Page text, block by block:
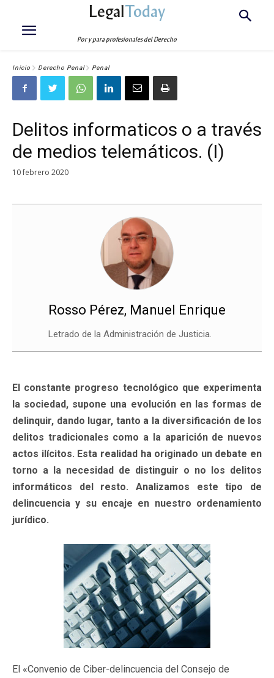
LegalToday
Por y para profesionales del Derecho
Inicio Derecho Penal Penal
Delitos informaticos o a través
de medios telemáticos. (I)
10 febrero 2020
Rosso Pérez, Manuel Enrique
Letrado de la Administración de Justicia.
El constante progreso tecnológico que experimenta
la sociedad, supone una evolución en las formas de
delinquir, dando lugar, tanto a la diversificación de los
delitos tradicionales como a la aparición de nuevos
actos ilícitos. Esta realidad ha originado un debate en
torno a la necesidad de distinguir o no los delitos
informáticos del resto. Analizamos este tipo de
delincuencia y su encaje en nuestro ordenamiento
jurídico.
El «Convenio de Ciber-delincuencia del Consejo de